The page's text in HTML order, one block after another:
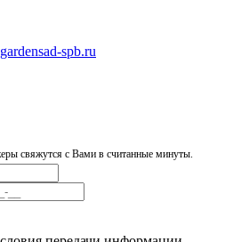
spb.ru
свяжутся с Вами в считанные минуты.